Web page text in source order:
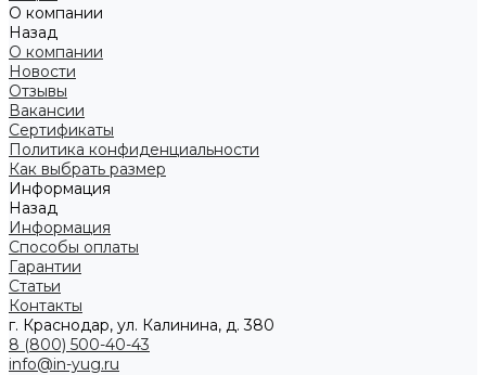
О компании
Назад
О компании
Новости
Отзывы
Вакансии
Сертификаты
Политика конфиденциальности
Как выбрать размер
Информация
Назад
Информация
Способы оплаты
Гарантии
Статьи
Контакты
г. Краснодар, ул. Калинина, д. 380
8 (800) 500-40-43
info@in-yug.ru